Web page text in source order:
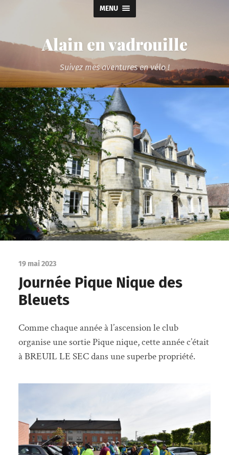
MENU
Alain en vadrouille
Suivez mes aventures en vélo !
19 mai 2023
Journée Pique Nique des
Bleuets
Comme chaque année à l’ascension le club
organise une sortie Pique nique, cette année c’était
à BREUIL LE SEC dans une superbe propriété.